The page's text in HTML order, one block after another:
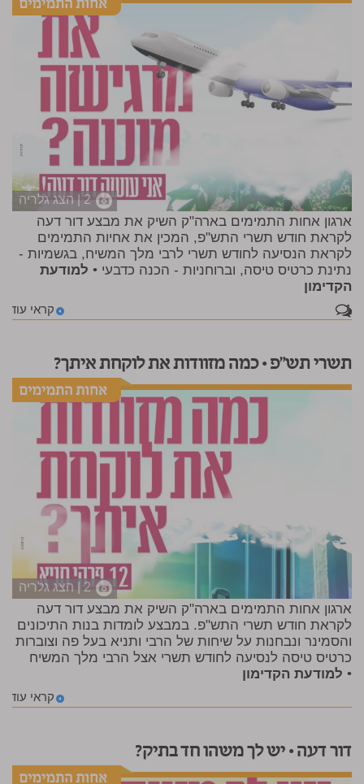
2 | הצג גלריה
ארגון אחות התמימים בארה"ק השיק את מבצע דור דעה
לקראת חודש תשרי התש"פ, המכין את אחיות התמימים
לקראת הנסיעה לחודש תשרי לרבי מלך המשיח, בגשמיות -
נתינת כרטיס טיסה, וברוחניות - הכנה כדבעי • למודעת
הקדימון
קראי עוד 1
תשרי תש"פ • כמה מזוודות את לוקחת איתך?
2 | הצג גלריה
ארגון אחות התמימים בארה"ק השיק את מבצע דור דעה
לקראת חודש תשרי התש"פ. במבצע לומדות בנות התיכונים
והסמינר ונבחנות על שיחות של הרבי ותניא בעל פה וצוברות
כרטיס טיסה לנסיעה לחודש תשרי אצל הרבי מלך המשיח
• למודעת הקדימון
קראי עוד
דור דעה • יש לך משהו חד בתיק?